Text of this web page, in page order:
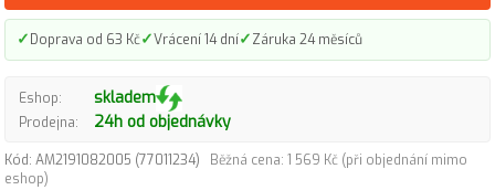
✓Doprava od 63 Kč✓Vrácení 14 dní✓Záruka 24 měsíců
Eshop: skladem
Prodejna: 24h od objednávky
Kód: AM2191082005 (77011234)
Běžná cena: 1 569 Kč (při objednání mimo
eshop)